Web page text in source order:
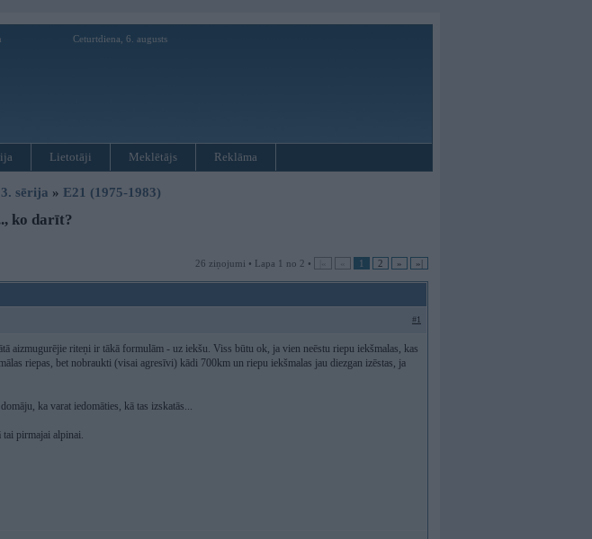
Ceturtdiena, 6. augusts
Lietotāji Meklētājs Reklāma
sērija » E21 (1975-1983)
ko darīt?
26 ziņojumi • Lapa 1 no 2 • |« « 1 2 » »|
#1
aizmugurējie riteņi ir tākā formulām - uz iekšu. Viss būtu ok, ja vien neēstu riepu iekšmalas, kas
riepas, bet nobraukti (visai agresīvi) kādi 700km un riepu iekšmalas jau diezgan izēstas, ja
ka varat iedomāties, kā tas izskatās...
tai pirmajai alpinai.